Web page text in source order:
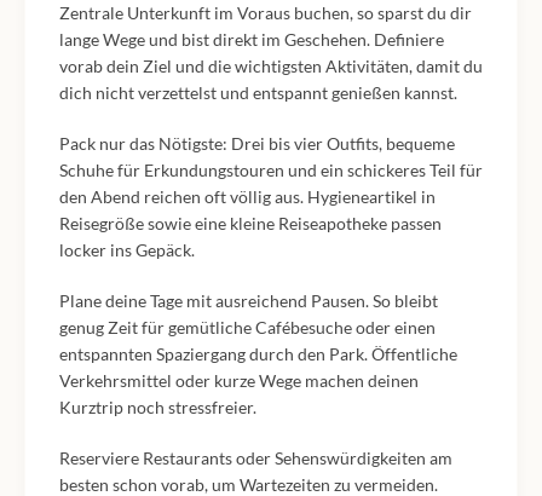
Zentrale Unterkunft im Voraus buchen, so sparst du dir
lange Wege und bist direkt im Geschehen. Definiere
vorab dein Ziel und die wichtigsten Aktivitäten, damit du
dich nicht verzettelst und entspannt genießen kannst.
Pack nur das Nötigste: Drei bis vier Outfits, bequeme
Schuhe für Erkundungstouren und ein schickeres Teil für
den Abend reichen oft völlig aus. Hygieneartikel in
Reisegröße sowie eine kleine Reiseapotheke passen
locker ins Gepäck.
Plane deine Tage mit ausreichend Pausen. So bleibt
genug Zeit für gemütliche Cafébesuche oder einen
entspannten Spaziergang durch den Park. Öffentliche
Verkehrsmittel oder kurze Wege machen deinen
Kurztrip noch stressfreier.
Reserviere Restaurants oder Sehenswürdigkeiten am
besten schon vorab, um Wartezeiten zu vermeiden.